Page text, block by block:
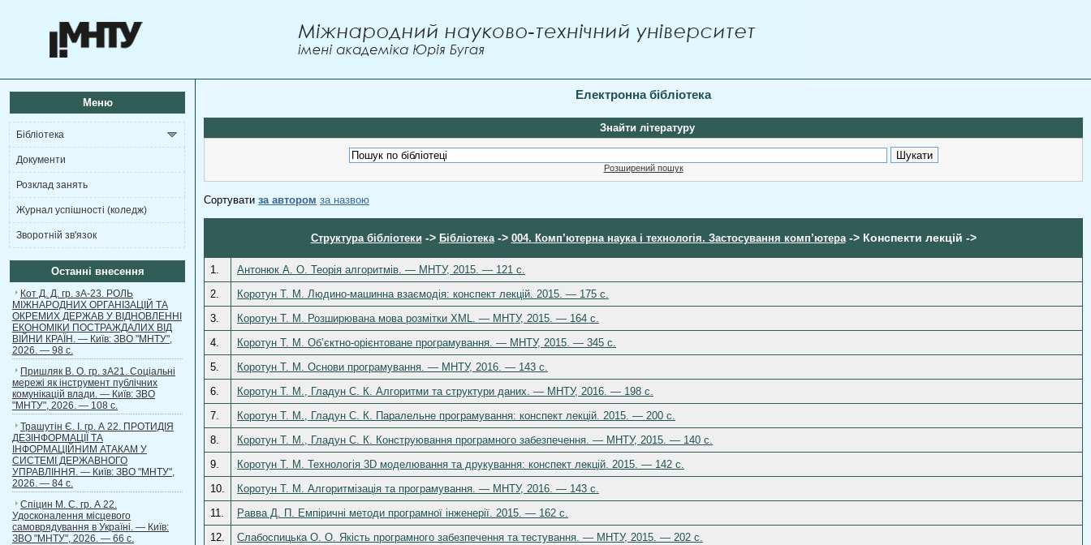
Меню
Бібліотека
Документи
Розклад занять
Журнал успішності (коледж)
Зворотній зв'язок
Останні внесення
Кот Д. Д. гр. зА-23. РОЛЬ
МІЖНАРОДНИХ ОРГАНІЗАЦІЙ ТА
ОКРЕМИХ ДЕРЖАВ У ВІДНОВЛЕННІ
ЕКОНОМІКИ ПОСТРАЖДАЛИХ ВІД
ВІЙНИ КРАЇН. — Київ: ЗВО "МНТУ",
2026. — 98 с.
Пришляк В. О. гр. зА21. Соціальні
мережі як інструмент публічних
комунікацій влади. — Київ: ЗВО
"МНТУ", 2026. — 108 с.
Трашутін Є. І. гр. А 22. ПРОТИДІЯ
ДЕЗІНФОРМАЦІЇ ТА
ІНФОРМАЦІЙНИМ АТАКАМ У
СИСТЕМІ ДЕРЖАВНОГО
УПРАВЛІННЯ. — Київ: ЗВО "МНТУ",
2026. — 84 с.
Спіцин М. С. гр. А 22.
Удосконалення місцевого
самоврядування в Україні. — Київ:
ЗВО "МНТУ", 2026. — 66 с.
Електронна бібліотека
Знайти літературу
Розширений пошук
Сортувати за автором за назвою
Структура бібліотеки -> Бібліотека-> 004. Комп’ютерна наука і технологія. Застосування комп’ютера-> Конспекти лекцій ->
1.
Антонюк А. О. Теорія алгоритмів. — МНТУ, 2015. — 121 c.
2.
Коротун Т. М. Людино-машинна взаємодія: конспект лекцій. 2015. — 175 c.
3.
Коротун Т. М. Розширювана мова розмітки XML. — МНТУ, 2015. — 164 c.
4.
Коротун Т. М. Об’єктно-орієнтоване програмування. — МНТУ, 2015. — 345 c.
5.
Коротун Т. М. Основи програмування. — МНТУ, 2016. — 143 с.
6.
Коротун Т. М., Гладун С. К. Алгоритми та структури даних. — МНТУ, 2016. — 198 с.
7.
Коротун Т. М., Гладун С. К. Паралельне програмування: конспект лекцій. 2015. — 200 c.
8.
Коротун Т. М., Гладун С. К. Конструювання програмного забезпечення. — МНТУ, 2015. — 140 c.
9.
Коротун Т. М. Технологія 3D моделювання та друкування: конспект лекцій. 2015. — 142 c.
10.
Коротун Т. М. Алгоритмізація та програмування. — МНТУ, 2016. — 143 с.
11.
Равва Д. П. Емпіричні методи програмної інженерії. 2015. — 162 c.
12.
Слабоспицька О. О. Якість програмного забезпечення та тестування. — МНТУ, 2015. — 202 c.